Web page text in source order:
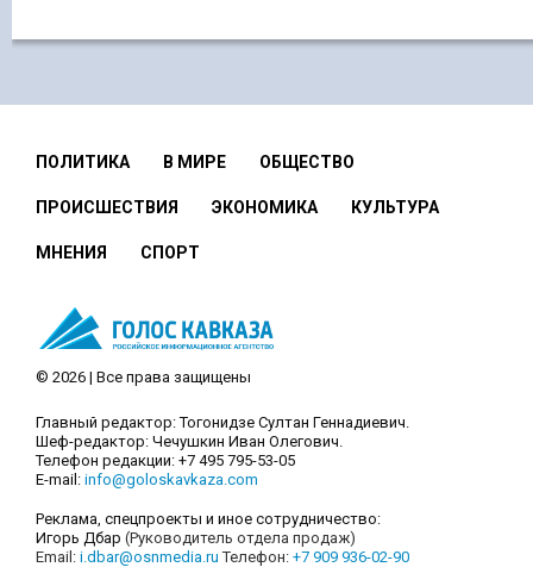
ПОЛИТИКА В МИРЕ ОБЩЕСТВО
ПРОИСШЕСТВИЯ ЭКОНОМИКА КУЛЬТУРА
МНЕНИЯ СПОРТ
© 2026 | Все права защищены
Главный редактор: Тогонидзе Султан Геннадиевич.
Шеф-редактор: Чечушкин Иван Олегович.
Телефон редакции: +7 495 795-53-05
E-mail: info@goloskavkaza.com
Реклама, спецпроекты и иное сотрудничество:
Игорь Дбар (Руководитель отдела продаж)
Email: i.dbar@osnmedia.ru Телефон: +7 909 936-02-90